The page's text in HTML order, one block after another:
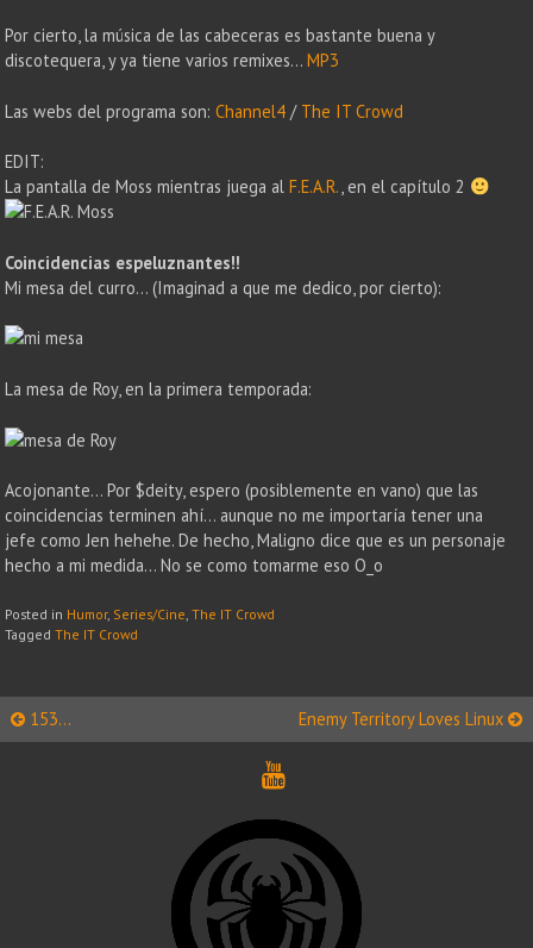
Por cierto, la música de las cabeceras es bastante buena y
discotequera, y ya tiene varios remixes…MP3
Las webs del programa son:Channel4 / The IT Crowd
EDIT:
La pantalla de Moss mientras juega alF.E.A.R., en el capítulo 2
Coincidencias espeluznantes!!
Mi mesa del curro… (Imaginad a que me dedico, por cierto):
La mesa de Roy, en la primera temporada:
Acojonante… Por $deity, espero (posiblemente en vano) que las
coincidencias terminen ahí… aunque no me importaría tener una
jefe como Jen hehehe. De hecho, Maligno dice que es un personaje
hecho a mi medida… No se como tomarme eso O_o
Posted in Humor, Series/Cine ,The IT Crowd
TaggedThe IT Crowd
Post
153… Enemy Territory Loves Linux